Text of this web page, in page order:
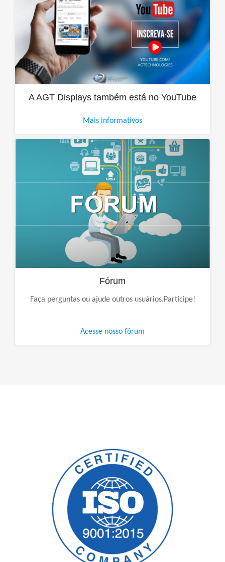
A AGT Displays também está no YouTube
Mais informativos
Fórum
Faça perguntas ou ajude outros usuários.Participe!
Acesse nosso fórum